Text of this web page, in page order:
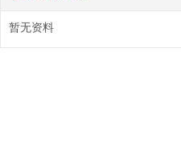
暂无资料